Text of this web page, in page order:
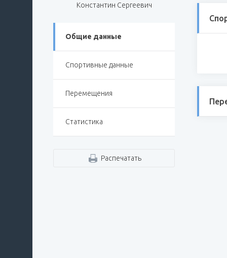
Константин Сергеевич
Общие данные
Спортивные данные
Перемещения
Статистика
Распечатать